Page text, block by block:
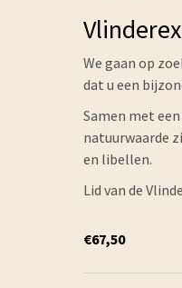
We gaan op
dat u een
Samen met
natuurwaarde
en libellen.
Lid van de
€67,50